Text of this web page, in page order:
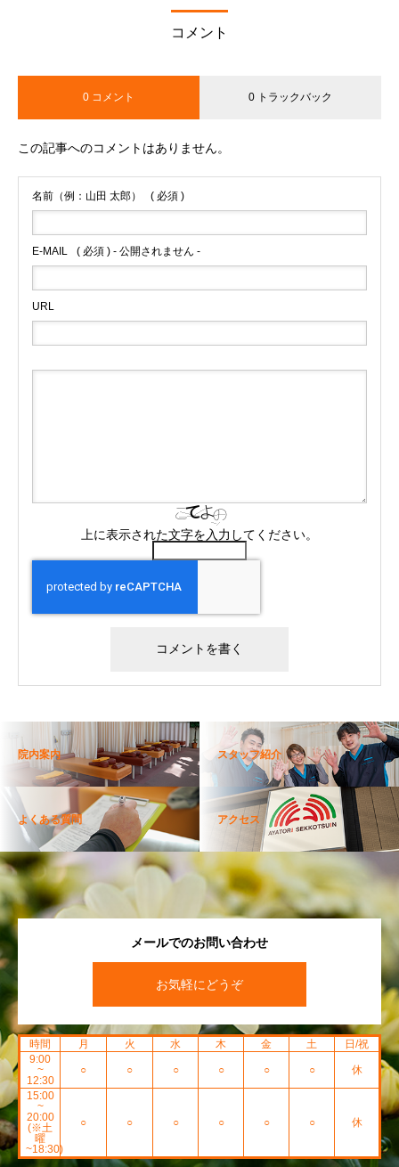
コメント
0 コメント 0 トラックバック
この記事へのコメントはありません。
名前（例：山田 太郎） ( 必須 )
E-MAIL ( 必須 ) - 公開されません -
URL
上に表示された文字を入力してください。
院内案内 スタッフ紹介
よくある質問 アクセス
メールでのお問い合わせ
お気軽にどうぞ
時間 月 火 水 木 金 土
日/祝
9:00
~
12:30
○ ○ ○ ○ ○ ○ 休
15:00
~
20:00
(※土
曜
~18:30)
○ ○ ○ ○ ○ ○ 休